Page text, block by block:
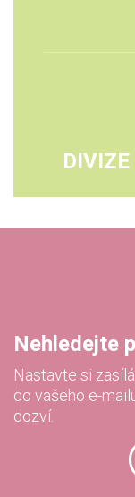
DIVIZE
Nehledejte
Nastavte si
do vašeho e-
dozví.